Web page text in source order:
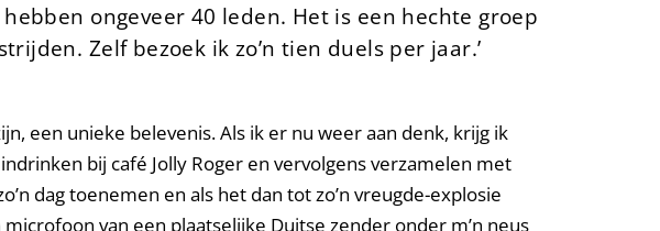
ongeveer 40 leden. Het is een hechte groep
Zelf bezoek ik zo’n tien duels per jaar.’
een unieke belevenis. Als ik er nu weer aan denk, krijg ik
bij café Jolly Roger en vervolgens verzamelen met
dag toenemen en als het dan tot zo’n vreugde-explosie
van een plaatselijke Duitse zender onder m’n neus